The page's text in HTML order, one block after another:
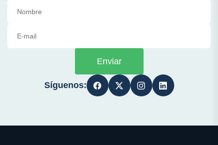
Enviar
Síguenos: